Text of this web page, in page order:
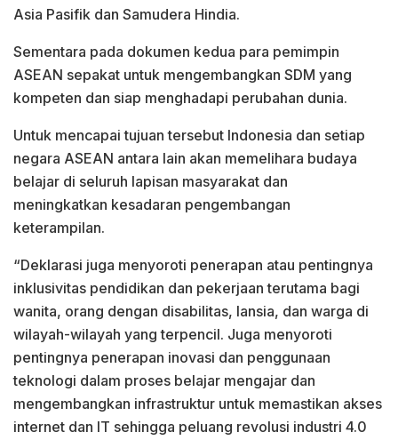
Asia Pasifik dan Samudera Hindia.
Sementara pada dokumen kedua para pemimpin
ASEAN sepakat untuk mengembangkan SDM yang
kompeten dan siap menghadapi perubahan dunia.
Untuk mencapai tujuan tersebut Indonesia dan setiap
negara ASEAN antara lain akan memelihara budaya
belajar di seluruh lapisan masyarakat dan
meningkatkan kesadaran pengembangan
keterampilan.
“Deklarasi juga menyoroti penerapan atau pentingnya
inklusivitas pendidikan dan pekerjaan terutama bagi
wanita, orang dengan disabilitas, lansia, dan warga di
wilayah-wilayah yang terpencil. Juga menyoroti
pentingnya penerapan inovasi dan penggunaan
teknologi dalam proses belajar mengajar dan
mengembangkan infrastruktur untuk memastikan akses
internet dan IT sehingga peluang revolusi industri 4.0